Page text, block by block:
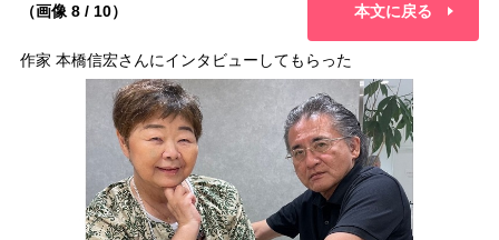
（画像 8 / 10） 本文に戻る
作家 本橋信宏さんにインタビューしてもらった